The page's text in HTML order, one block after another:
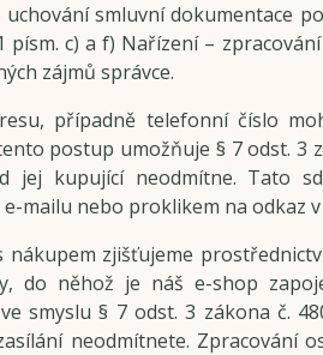
smluvní dokumentace
písm. c) a f) Nařízení –
zájmů správce.
případně telefonní číslo
postup umožňuje § 7 odst. 3
jej kupující neodmítne. Tato
mailu nebo proklikem na odkaz
nákupem zjišťujeme
do něhož je náš e-shop
smyslu § 7 odst. 3 zákona č.
neodmítnete. Zpracování